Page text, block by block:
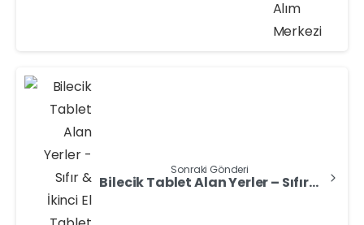
Sonraki Gönderi
Bilecik Tablet Alan Yerler – Sıfır & İkinci El Tablet Satış Noktası